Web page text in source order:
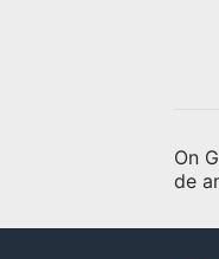
On
de